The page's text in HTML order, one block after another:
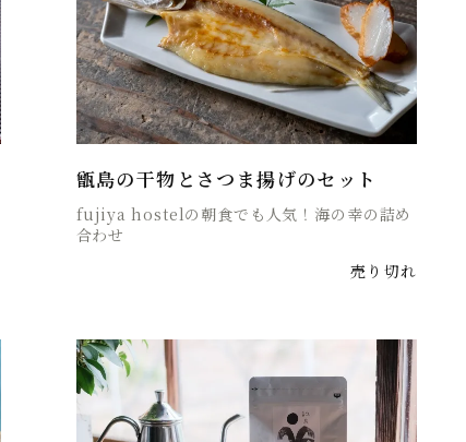
甑島の干物とさつま揚げのセット
fujiya hostelの朝食でも人気！海の幸の詰め
合わせ
売り切れ